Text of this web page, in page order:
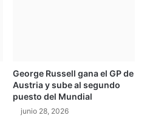
George Russell gana el GP de
Austria y sube al segundo
puesto del Mundial
junio 28, 2026